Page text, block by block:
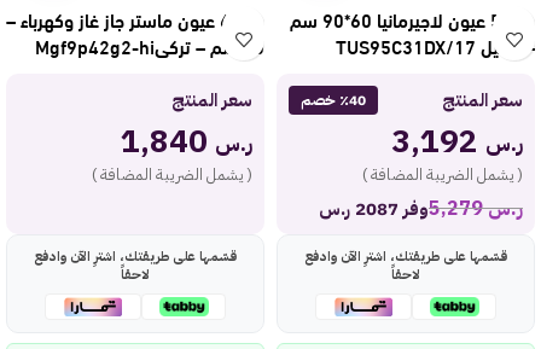
فرن 5 عيون لاجيرمانيا 60*90 سم
– ستيل TUS95C31DX/17
سعر المنتج ٪40 خصم
ر.س
( يشمل الضريبة المضافة )
ر.س5,279 وفر 2087 ر.س
قسّمها على طريقتك، اشترِ الآن وادفع
لاحقاً
فرن 6 عيون ماستر جاز غاز وكهرباء –
90 سم – تركيMgf9p42g2-hi
سعر المنتج
ر.س
( يشمل الضريبة المضافة )
قسّمها على طريقتك، اشترِ الآن وادفع
لاحقاً